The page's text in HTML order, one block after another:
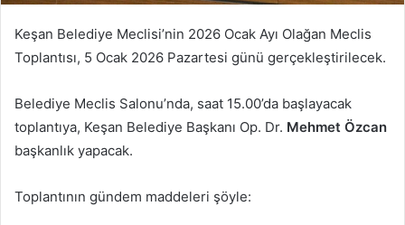
Keşan Belediye Meclisi’nin 2026 Ocak Ayı Olağan Meclis
Toplantısı, 5 Ocak 2026 Pazartesi günü gerçekleştirilecek.
Belediye Meclis Salonu’nda, saat 15.00’da başlayacak
toplantıya, Keşan Belediye Başkanı Op. Dr. Mehmet Özcan
başkanlık yapacak.
Toplantının gündem maddeleri şöyle: